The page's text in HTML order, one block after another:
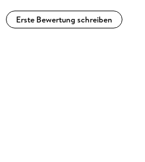
Erste Bewertung schreiben